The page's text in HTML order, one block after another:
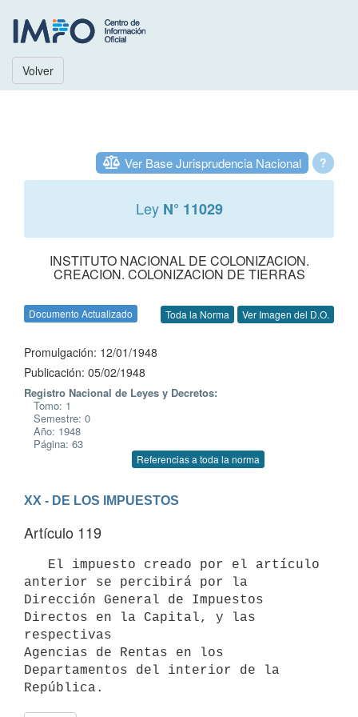
Volver
?
Ver Base Jurisprudencia Nacional
Ley N° 11029
INSTITUTO NACIONAL DE COLONIZACION.
CREACION. COLONIZACION DE TIERRAS
Documento Actualizado Toda la Norma Ver Imagen del D.O.
Promulgación: 12/01/1948
Publicación: 05/02/1948
Registro Nacional de Leyes y Decretos:
Tomo: 1
Semestre: 0
Año: 1948
Página: 63
Referencias a toda la norma
XX - DE LOS IMPUESTOS
Artículo 119
anterior se percibirá por la
Dirección General de Impuestos
Directos en la Capital, y las
respectivas
Agencias de Rentas en los
Departamentos del interior de la